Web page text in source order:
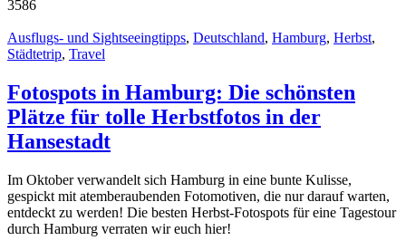
3586
Ausflugs- und Sightseeingtipps, Deutschland, Hamburg, Herbst,
Städtetrip, Travel
Fotospots in Hamburg: Die schönsten
Plätze für tolle Herbstfotos in der
Hansestadt
Im Oktober verwandelt sich Hamburg in eine bunte Kulisse,
gespickt mit atemberaubenden Fotomotiven, die nur darauf warten,
entdeckt zu werden! Die besten Herbst-Fotospots für eine Tagestour
durch Hamburg verraten wir euch hier!